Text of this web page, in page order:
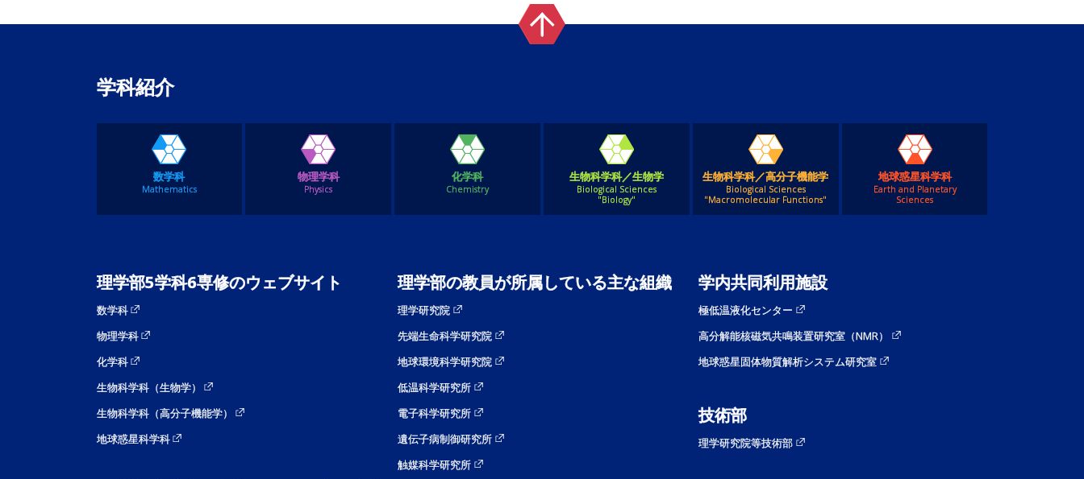
学科紹介
数学科
Mathematics
物理学科
Physics
化学科
Chemistry
生物科学科／生物学
Biological Sciences
"Biology"
生物科学科／高分子機能学
Biological Sciences
"Macromolecular Functions"
地球惑星科学科
Earth and Planetary
Sciences
理学部5学科6専修のウェブサイト
数学科
物理学科
化学科
生物科学科（生物学）
生物科学科（高分子機能学）
地球惑星科学科
理学部の教員が所属している主な組織
理学研究院
先端生命科学研究院
地球環境科学研究院
低温科学研究所
電子科学研究所
遺伝子病制御研究所
触媒科学研究所
学内共同利用施設
極低温液化センター
高分解能核磁気共鳴装置研究室（NMR）
地球惑星固体物質解析システム研究室
技術部
理学研究院等技術部